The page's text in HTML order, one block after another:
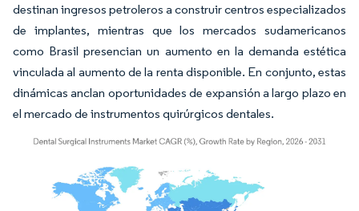
destinan ingresos petroleros a construir centros especializados
de implantes, mientras que los mercados sudamericanos
como Brasil presencian un aumento en la demanda estética
vinculada al aumento de la renta disponible. En conjunto, estas
dinámicas anclan oportunidades de expansión a largo plazo en
el mercado de instrumentos quirúrgicos dentales.